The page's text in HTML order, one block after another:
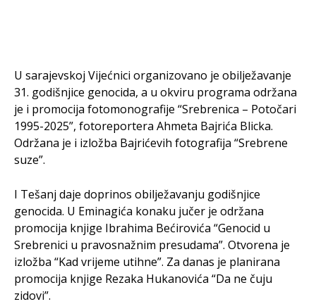
U sarajevskoj Vijećnici organizovano je obilježavanje
31. godišnjice genocida, a u okviru programa održana
je i promocija fotomonografije “Srebrenica – Potočari
1995-2025”, fotoreportera Ahmeta Bajrića Blicka.
Održana je i izložba Bajrićevih fotografija “Srebrene
suze”.
I Tešanj daje doprinos obilježavanju godišnjice
genocida. U Eminagića konaku jučer je održana
promocija knjige Ibrahima Bećirovića “Genocid u
Srebrenici u pravosnažnim presudama”. Otvorena je
izložba “Kad vrijeme utihne”. Za danas je planirana
promocija knjige Rezaka Hukanovića “Da ne čuju
zidovi”.